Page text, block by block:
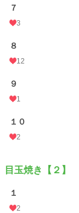
７
3
８
12
９
1
１０
2
目玉焼き【２】
１
2